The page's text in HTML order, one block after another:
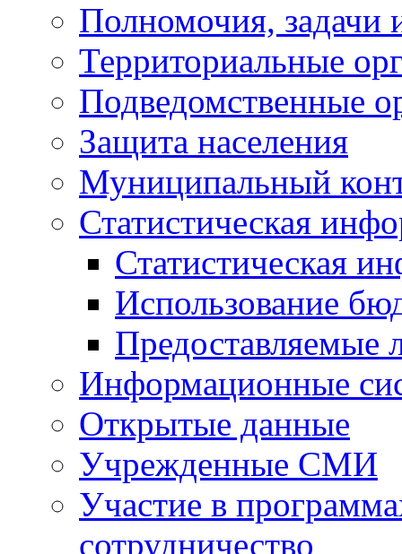
Полномочия, задачи
Территориальные
Подведомственные
Защита населения
Муниципальный
Статистическая
Статистическая
Использование
Предоставляемые
Информационные
Открытые данные
Учрежденные СМИ
Участие в
сотрудничество